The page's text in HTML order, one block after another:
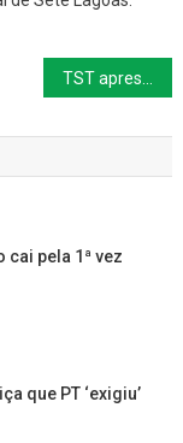
pela 1ª vez
que PT ‘exigiu’